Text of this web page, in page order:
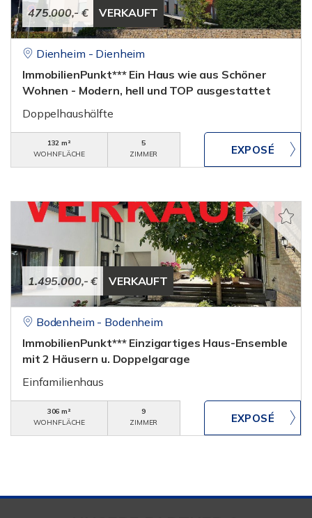
475.000,- € VERKAUFT
Dienheim - Dienheim
ImmobilienPunkt*** Ein Haus wie aus Schöner
Wohnen - Modern, hell und TOP ausgestattet
Doppelhaushälfte
132 m²
WOHNFLÄCHE
5
ZIMMER
1.495.000,- € VERKAUFT
Bodenheim - Bodenheim
ImmobilienPunkt*** Einzigartiges Haus-Ensemble
mit 2 Häusern u. Doppelgarage
Einfamilienhaus
306 m²
WOHNFLÄCHE
9
ZIMMER